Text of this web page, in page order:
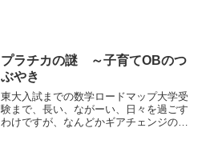
プラチカの謎 ～子育てOBのつ
ぶやき
東大入試までの数学ロードマップ大学受
験まで、長い、ながーい、日々を過ごす
わけですが、なんどかギアチェンジのタ